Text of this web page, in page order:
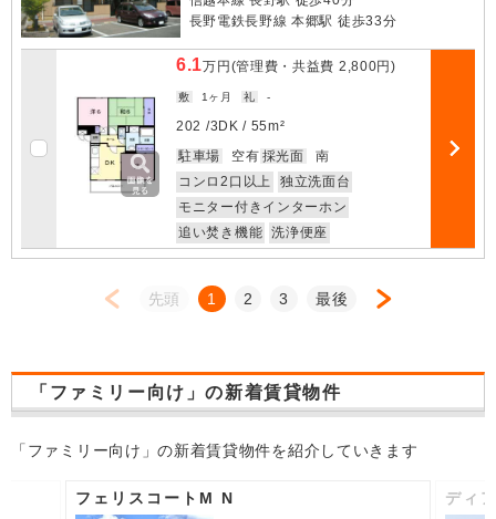
長野電鉄長野線 本郷駅 徒歩33分
6.1万円(管理費・共益費 2,800円)
敷 1ヶ月 礼 -
202 /3DK / 55m²
駐車場
空有 採光面
南
コンロ2口以上
独立洗面台
モニター付きインターホン
追い焚き機能 洗浄便座
先頭 1 2 3 最後
「ファミリー向け」の新着賃貸物件
「ファミリー向け」の新着賃貸物件を紹介していきます
フェリスコートM N ディ